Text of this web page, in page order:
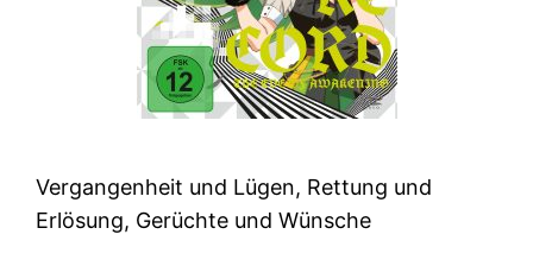
Vergangenheit und Lügen, Rettung und
Erlösung, Gerüchte und Wünsche